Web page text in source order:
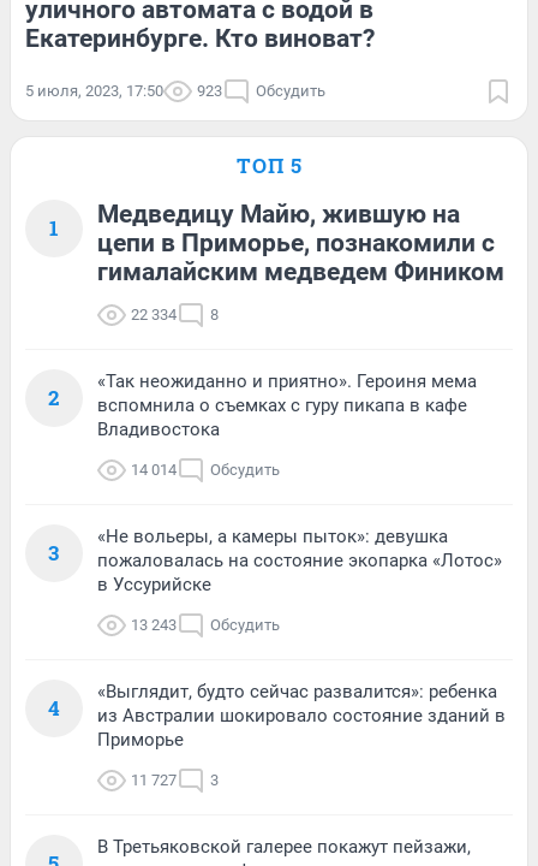
уличного автомата с водой в
Екатеринбурге. Кто виноват?
5 июля, 2023, 17:50 923 Обсудить
ТОП 5
1
Медведицу Майю, жившую на
цепи в Приморье, познакомили с
гималайским медведем Фиником
22 334 8
2
«Так неожиданно и приятно». Героиня мема
вспомнила о съемках с гуру пикапа в кафе
Владивостока
14 014 Обсудить
3
«Не вольеры, а камеры пыток»: девушка
пожаловалась на состояние экопарка «Лотос»
в Уссурийске
13 243 Обсудить
4
«Выглядит, будто сейчас развалится»: ребенка
из Австралии шокировало состояние зданий в
Приморье
11 727 3
В Третьяковской галерее покажут пейзажи,